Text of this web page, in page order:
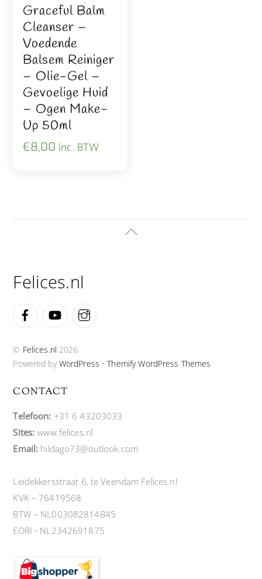
Graceful Balm
Cleanser –
Voedende
Balsem Reiniger
– Olie-Gel –
Gevoelige Huid
– Ogen Make-
Up 50ml
€8,00 inc. BTW
Back
Felices.nl
FacebookYouTube
© Felices.nl 2026
Powered byWordPress •Themify WordPress Themes
CONTACT
Telefoon: +31 6 43203033
Sites: www.felices.nl
Email: hildago73@outlook.com
Leidekkersstraat 6, te Veendam Felices.nl
KVK – 76419568
BTW – NL003082814B45
EORI - NL2342691875